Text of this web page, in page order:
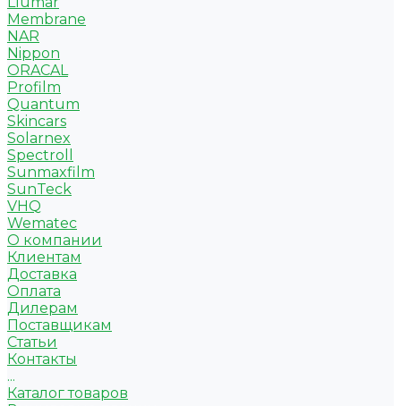
Membrane
NAR
Nippon
ORACAL
Profilm
Quantum
Skincars
Solarnex
Spectroll
Sunmaxfilm
SunTeck
VHQ
Wematec
О компании
Клиентам
Доставка
Оплата
Дилерам
Поставщикам
Статьи
Контакты
...
Каталог товаров